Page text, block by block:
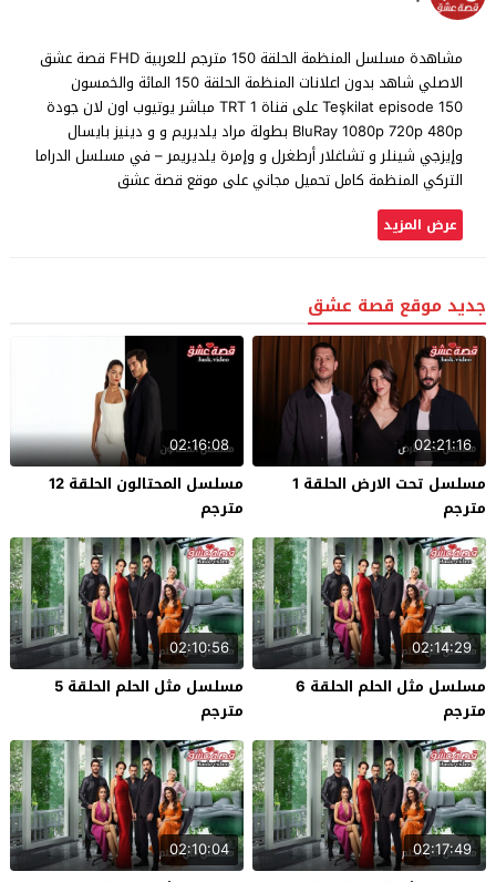
مشاهدة مسلسل المنظمة الحلقة 150 مترجم للعربية FHD قصة عشق
الاصلي شاهد بدون اعلانات المنظمة الحلقة 150 المائة والخمسون
Teşkilat episode 150 على قناة TRT 1 مباشر يوتيوب اون لان جودة
BluRay 1080p 720p 480p بطولة مراد يلديريم و و دينيز بايسال
وإيزجي شينلر و تشاغلار أرطغرل و وإمرة يلديريمر – في مسلسل الدراما
التركي المنظمة كامل تحميل مجاني على موقع قصة عشق
عرض المزيد
جديد موقع قصة عشق
02:21:16
مسلسل تحت الارض الحلقة 1
مترجم
02:16:08
مسلسل المحتالون الحلقة 12
مترجم
02:14:29
مسلسل مثل الحلم الحلقة 6
مترجم
02:10:56
مسلسل مثل الحلم الحلقة 5
مترجم
02:17:49
02:10:04